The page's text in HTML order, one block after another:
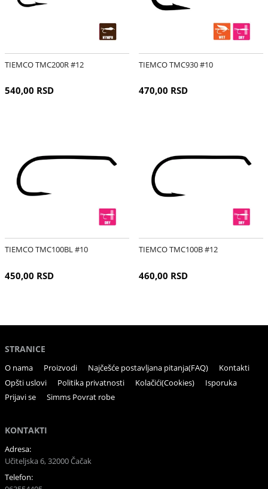
TIEMCO TMC200R #12
540,00 RSD
TIEMCO TMC930 #10
470,00 RSD
TIEMCO TMC100BL #10
450,00 RSD
TIEMCO TMC100B #12
460,00 RSD
STRANICE
O nama Proizvodi Najčešće postavljana pitanja(FAQ)
Kontakti
Opšti uslovi
Politika privatnosti Kolačići(Cookies)
Isporuka
Prijavi se
Simms Povrat robe
KONTAKTI
Adresa:
Učiteljska 6, 32000 Čačak
Telefon: